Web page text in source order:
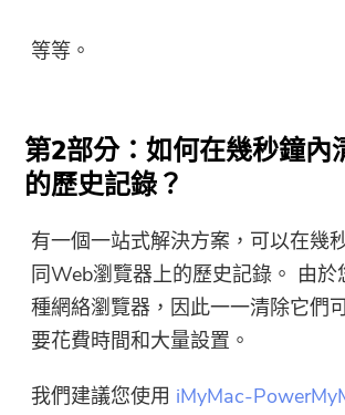
等等。
第2部分：如何在幾秒鐘內
的歷史記錄？
有一個一站式解決方案，可以在幾
同Web瀏覽器上的歷史記錄。 由於
種網絡瀏覽器，因此一一清除它們
要花費時間和大量設置。
我們建議您使用 iMyMac-